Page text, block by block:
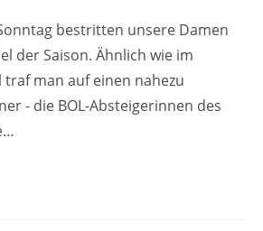
bestritten unsere Damen
der Saison. Ähnlich wie im
traf man auf einen nahezu
- die BOL-Absteigerinnen des